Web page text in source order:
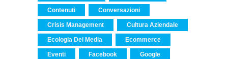
Contenuti Conversazioni
Crisis Management Cultura Aziendale
Ecologia Dei Media Ecommerce
Eventi Facebook Google